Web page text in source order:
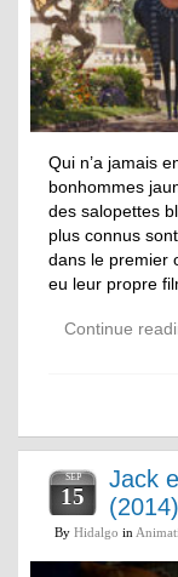
Qui n’a jamais
bonhommes
des salopettes
plus connus
dans le premier
eu leur propre
Continue
SEP
15
Jack
By Hidalgo in